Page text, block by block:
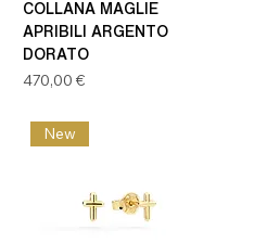
COLLANA MAGLIE
APRIBILI ARGENTO
DORATO
Prezzo
470,00 €
New